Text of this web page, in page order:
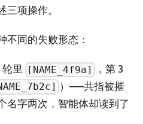
项操作。
不同的失败形态：
轮里 [NAME_4f9a]
，第 3
）——共指被摧
名字两次，智能体却读到了